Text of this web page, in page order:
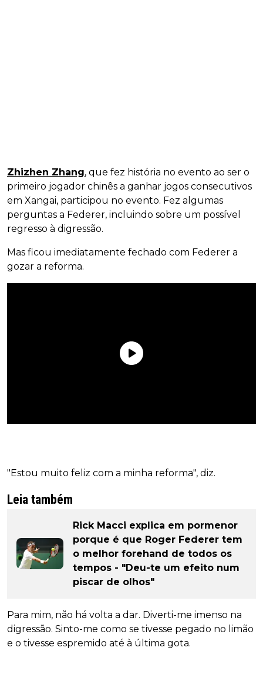
Zhizhen Zhang, que fez história no evento ao ser o
primeiro jogador chinês a ganhar jogos consecutivos
em Xangai, participou no evento. Fez algumas
perguntas a Federer, incluindo sobre um possível
regresso à digressão.
Mas ficou imediatamente fechado com Federer a
gozar a reforma.
"Estou muito feliz com a minha reforma", diz.
Leia também
Rick Macci explica em pormenor
porque é que Roger Federer tem
o melhor forehand de todos os
tempos - "Deu-te um efeito num
piscar de olhos"
Para mim, não há volta a dar. Diverti-me imenso na
digressão. Sinto-me como se tivesse pegado no limão
e o tivesse espremido até à última gota.